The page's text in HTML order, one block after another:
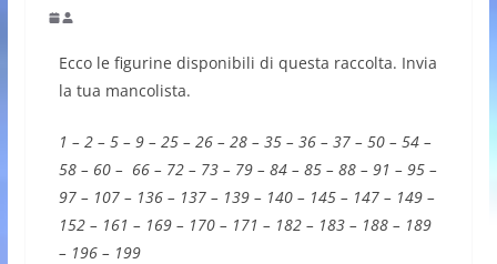
Ecco le figurine disponibili di questa raccolta. Invia
la tua mancolista.
1 – 2 – 5 – 9 – 25 – 26 – 28 – 35 – 36 – 37 – 50 – 54 –
58 – 60 – 66 – 72 – 73 – 79 – 84 – 85 – 88 – 91 – 95 –
97 – 107 – 136 – 137 – 139 – 140 – 145 – 147 – 149 –
152 – 161 – 169 – 170 – 171 – 182 – 183 – 188 – 189
– 196 – 199